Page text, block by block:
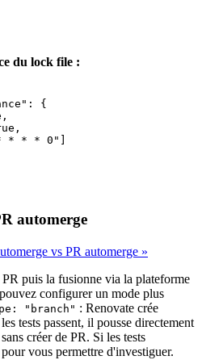
du lock file :
: {
,
,
* * * 0 "
automerge
vs PR automerge »
puis la fusionne via la plateforme
configurer un mode plus
"branch" : Renovate crée
tests passent, il pousse directement
créer de PR. Si les tests
vous permettre d'investiguer.